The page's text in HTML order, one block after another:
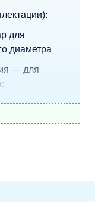
для
диаметра
— для
— для